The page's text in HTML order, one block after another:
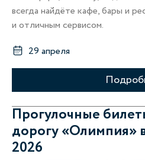
всегда найдёте кафе, бары и
и отличным сервисом.
29 апреля
Прогулочные
дорогу «Олимпия»
2026